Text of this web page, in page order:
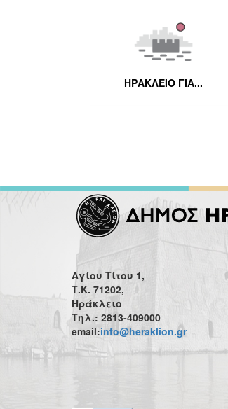
ΗΡΑΚΛΕΙΟ ΓΙΑ...
Αγίου Τίτου 1,
Τ.Κ. 71202,
Ηράκλειο
Τηλ.: 2813-409000
email:info@heraklion.gr